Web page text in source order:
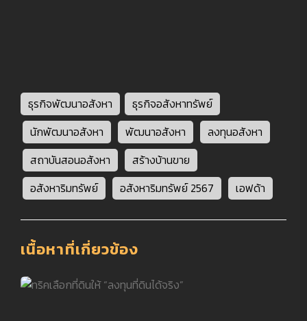
ธุรกิจพัฒนาอสังหา
ธุรกิจอสังหาทรัพย์
นักพัฒนาอสังหา
พัฒนาอสังหา
ลงทุนอสังหา
สถาบันสอนอสังหา
สร้างบ้านขาย
อสังหาริมทรัพย์
อสังหาริมทรัพย์ 2567 เอฟด้า
เนื้อหาที่เกี่ยวข้อง